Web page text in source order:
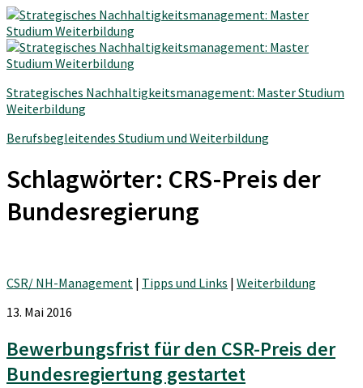
Strategisches Nachhaltigkeitsmanagement: Master Studium
Weiterbildung
Berufsbegleitendes Studium und Weiterbildung
Schlagwörter: CRS-Preis der
Bundesregierung
CSR/ NH-Management | Tipps und Links | Weiterbildung
13. Mai 2016
Bewerbungsfrist für den CSR-Preis der
Bundesregiertung gestartet